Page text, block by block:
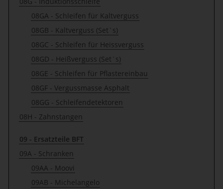
08GA - Schleifen für Kaltverguss
08GB - Kaltverguss (Set`s)
08GC - Schleifen für Heissverguss
08GD - Heißverguss (Set`s)
08GE - Schleifen für Pflastereinbau
08GF - Vergussmasse Asphalt
08GG - Schleifendetektoren
08H - Zahnstangen
09 - Ersatzteile BFT
09A - Schranken
09AA - Moovi
09AB - Michelangelo